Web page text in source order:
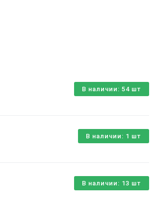
В наличии: 54 шт
В наличии: 1 шт
В наличии: 13 шт